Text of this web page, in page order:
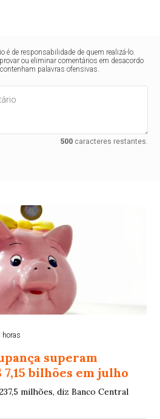
é de responsabilidade de quem realizá-lo.
ou eliminar comentários em desacordo
palavras ofensivas.
500caracteres restantes.
horas
superam
bilhões em julho
milhões, diz Banco Central